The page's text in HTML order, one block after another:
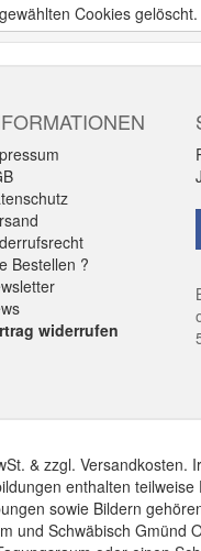
Cookies gelöscht.
Bestellen ?
widerrufen
& zzgl.
enthalten
sowie Bildern
und Schwäbisch Gmünd